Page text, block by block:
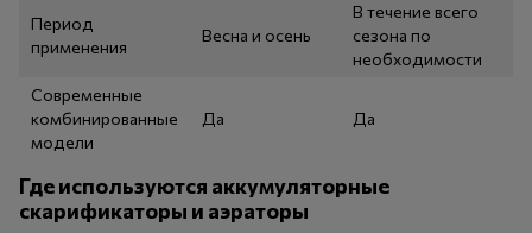
Период
применения
Весна и осень
В течение всего
сезона по
необходимости
Современные
комбинированные
модели
Да Да
Где используются аккумуляторные
скарификаторы и аэраторы